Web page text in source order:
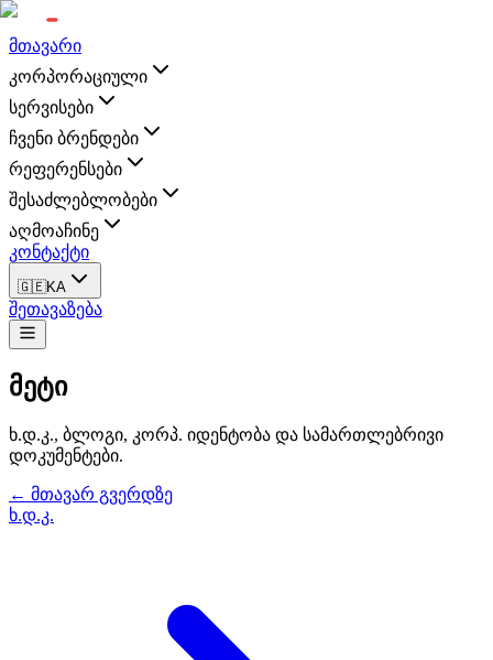
მთავარი
კორპორაციული
სერვისები
ჩვენი ბრენდები
რეფერენსები
შესაძლებლობები
აღმოაჩინე
კონტაქტი
🇬🇪KA
შეთავაზება
მეტი
ხ.დ.კ., ბლოგი, კორპ. იდენტობა და სამართლებრივი
დოკუმენტები.
← მთავარ გვერდზე
ხ.დ.კ.